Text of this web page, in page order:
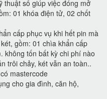
thuật số giúp việc đóng mở
01 khóa điện tử, 02 chốt
cấp phục vụ khi hết pin mà
gồm: 01 chìa khẩn cấp
không tốn bất kỳ chi phí nào
trôi chảy, két vẫn an toàn..
mastercode
cho gia đình, căn hộ,